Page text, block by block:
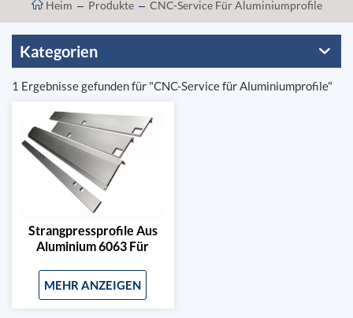
Heim Produkte CNC-Service Für Aluminiumprofile
Kategorien
1 Ergebnisse gefunden für "CNC-Service für Aluminiumprofile"
Strangpressprofile Aus
Aluminium 6063 Für
Elektrofahrzeugen
MEHR ANZEIGEN